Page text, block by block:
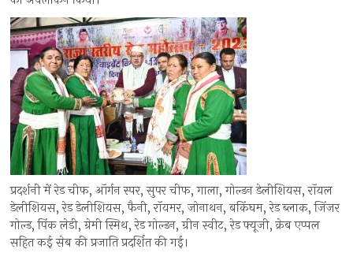
प्रदर्शनी में रेड चीफ, ऑर्गन स्पर, सुपर चीफ, गाला, गोल्डन डेलीशियस, रॉयल
डेलीशियस, रेड डेलीशियस, फैनी, रॉयमर, जोनाथन, बकिंघम, रेड ब्लाक, जिंजर
गोल्ड, पिंक लेडी, ग्रेमी स्मिथ, रेड गोल्डन, ग्रीन स्वीट, रेड फ्यूजी, क्रेब एप्पल
सहित कई सेब की प्रजाति प्रदर्शित की गई।